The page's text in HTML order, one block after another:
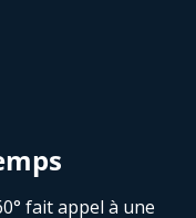
fait appel à une